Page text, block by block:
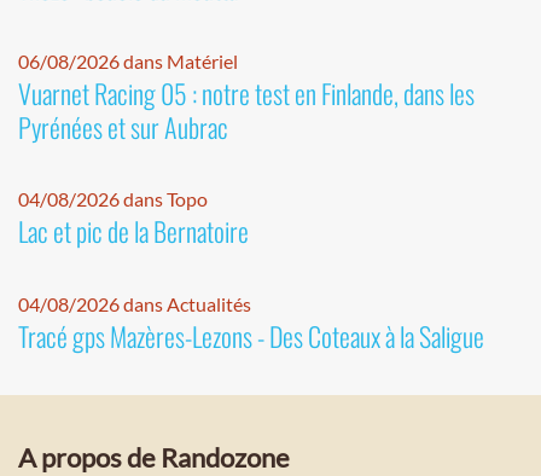
06/08/2026 dans Matériel
Vuarnet Racing 05 : notre test en Finlande, dans les
Pyrénées et sur Aubrac
04/08/2026 dans Topo
Lac et pic de la Bernatoire
04/08/2026 dans Actualités
Tracé gps Mazères-Lezons - Des Coteaux à la Saligue
A propos de Randozone